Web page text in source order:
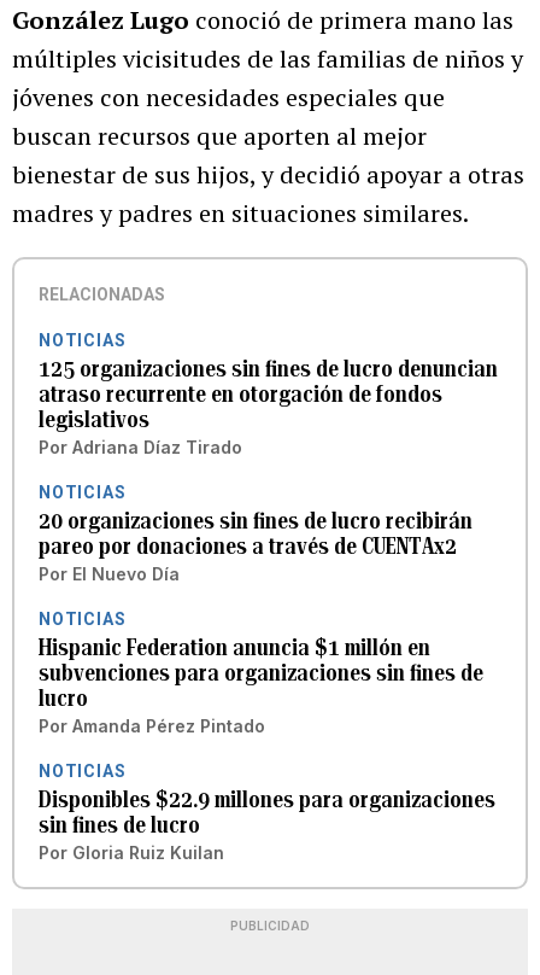
González Lugo conoció de primera mano las
múltiples vicisitudes de las familias de niños y
jóvenes con necesidades especiales que
buscan recursos que aporten al mejor
bienestar de sus hijos, y decidió apoyar a otras
madres y padres en situaciones similares.
RELACIONADAS
NOTICIAS
125 organizaciones sin fines de lucro denuncian
atraso recurrente en otorgación de fondos
legislativos
Por Adriana Díaz Tirado
NOTICIAS
20 organizaciones sin fines de lucro recibirán
pareo por donaciones a través de CUENTAx2
Por El Nuevo Día
NOTICIAS
Hispanic Federation anuncia $1 millón en
subvenciones para organizaciones sin fines de
lucro
Por Amanda Pérez Pintado
NOTICIAS
Disponibles $22.9 millones para organizaciones
sin fines de lucro
Por Gloria Ruiz Kuilan
PUBLICIDAD